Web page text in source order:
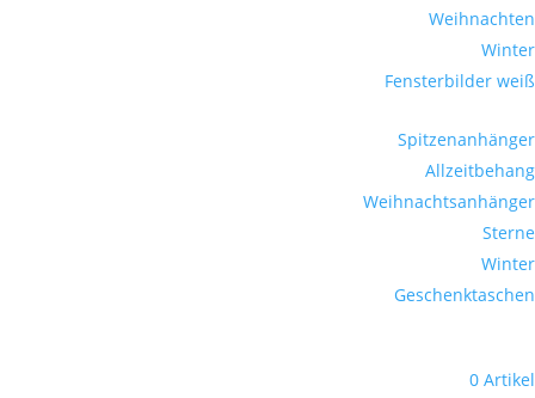
Weihnachten
Winter
Fensterbilder weiß
Spitzenanhänger
Allzeitbehang
Weihnachtsanhänger
Sterne
Winter
Geschenktaschen
0 Artikel